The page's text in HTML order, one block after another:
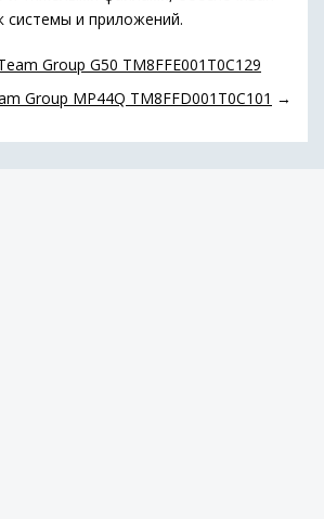
системы и приложений.
Group G50 TM8FFE001T0C129
Group MP44Q TM8FFD001T0C101 →